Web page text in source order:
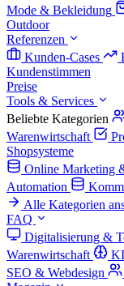
Mode & Bekleidung
Outdoor
Referenzen
Kunden-Cases
Kundenstimmen
Preise
Tools & Services
Beliebte Kategorien
Warenwirtschaft
Shopsysteme
Online Marketing
Automation
Alle Kategorien
FAQ
Digitalisierung &
Warenwirtschaft
SEO & Webdesign